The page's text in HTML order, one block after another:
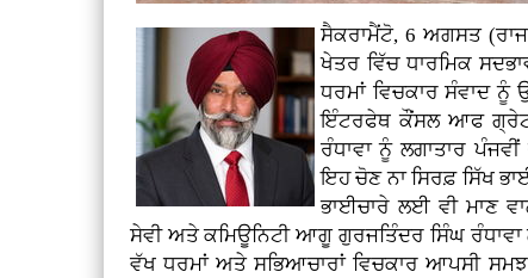
ਸੈਕਰਾਮੈਂਟੋ, 6 ਅਗਸਤ
ਖੇਤਰ ਵਿੱਚ ਧਾਰਮਿਕ
ਧਰਮਾਂ ਵਿਚਕਾਰ ਸੰਵਾਦ ਨੂੰ
ਇੰਟਰਫੇਥ ਕੌਂਸਲ ਆਫ
ਰੰਧਾਵਾ ਨੂੰ ਲਗਾਤਾਰ
ਇਹ ਚੋਣ ਨਾ ਸਿਰਫ਼ ਸਿੱਖ
ਭਾਈਚਾਰੇ ਲਈ ਵੀ ਮਾਣ
ਸੇਵੀ ਅਤੇ ਕਮਿਊਨਿਟੀ ਆਗੂ ਗੁਰਜਤਿੰਦਰ ਸਿੰਘ
ਵੱਖ ਧਰਮਾਂ ਅਤੇ ਸਭਿਆਚਾਰਾਂ ਵਿਚਕਾਰ ਆਪਸੀ